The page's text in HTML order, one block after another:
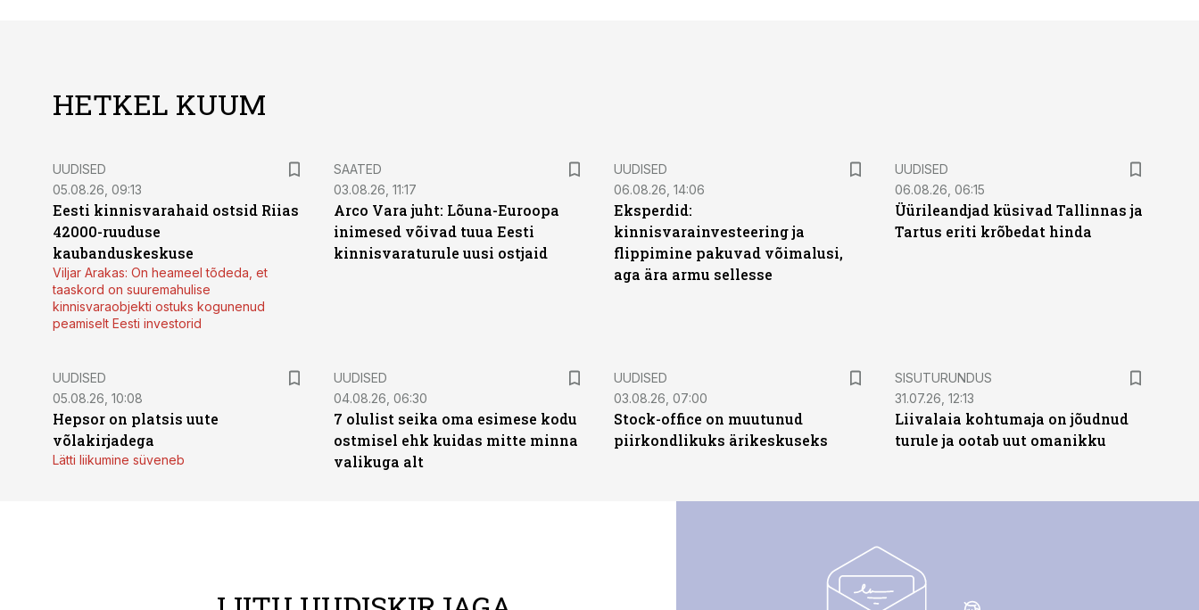
HETKEL KUUM
UUDISED
05.08.26, 09:13
Eesti kinnisvarahaid ostsid Riias
42000-ruuduse
kaubanduskeskuse
Viljar Arakas: On heameel tõdeda, et
taaskord on suuremahulise
kinnisvaraobjekti ostuks kogunenud
peamiselt Eesti investorid
SAATED
03.08.26, 11:17
Arco Vara juht: Lõuna-Euroopa
inimesed võivad tuua Eesti
kinnisvaraturule uusi ostjaid
UUDISED
06.08.26, 14:06
Eksperdid:
kinnisvarainvesteering ja
flippimine pakuvad võimalusi,
aga ära armu sellesse
UUDISED
06.08.26, 06:15
Üürileandjad küsivad Tallinnas ja
Tartus eriti krõbedat hinda
UUDISED
05.08.26, 10:08
Hepsor on platsis uute
võlakirjadega
Lätti liikumine süveneb
UUDISED
04.08.26, 06:30
7 olulist seika oma esimese kodu
ostmisel ehk kuidas mitte minna
valikuga alt
UUDISED
03.08.26, 07:00
Stock-office on muutunud
piirkondlikuks ärikeskuseks
ST
SISUTURUNDUS
31.07.26, 12:13
Liivalaia kohtumaja on jõudnud
turule ja ootab uut omanikku